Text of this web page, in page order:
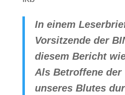
In einem
Vorsitzende der
diesem Bericht
Als Betroffene der
unseres Blutes